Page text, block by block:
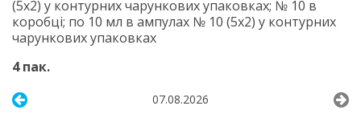
(5х2) у контурних чарункових упаковках; № 10 в
коробці; по 10 мл в ампулах № 10 (5х2) у контурних
чарункових упаковках
4 пак.
07.08.2026